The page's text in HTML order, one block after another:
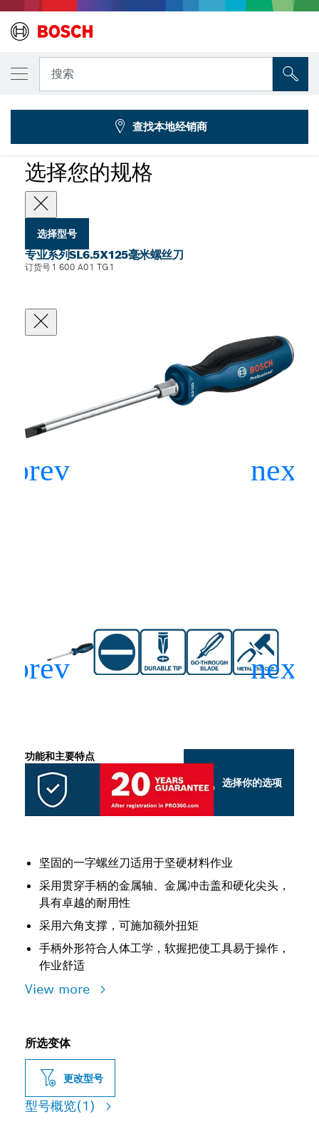
搜索
... 专业系列SL6.5x125毫米螺丝刀
选择您的规格
选择型号
专业系列SL6.5X125毫米螺丝刀
订货号1 600 A01 TG1
坚固的一字螺丝刀适用于坚硬材料作业
采用贯穿手柄的金属轴、金属冲击盖和硬化尖头，
具有卓越的耐用性
采用六角支撑，可施加额外扭矩
手柄外形符合人体工学，软握把使工具易于操作，
作业舒适
View more
功能和主要特点
选择你的选项
所选变体
更改型号
型号概览(1)
您选择的型号
SL6.5x125螺丝刀
1 600 A01 TG1
查找本地经销商